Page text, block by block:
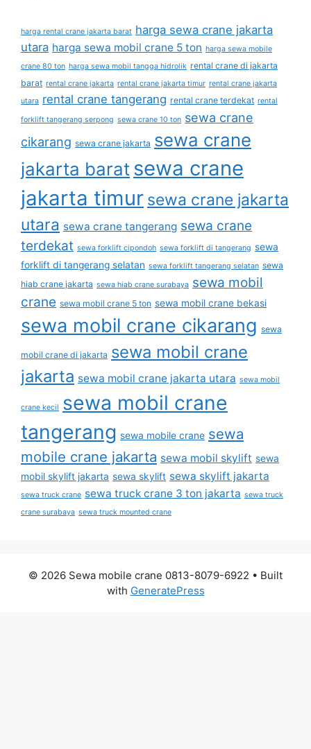
harga rental crane jakarta barat harga sewa crane jakarta
utara harga sewa mobil crane 5 ton harga sewa mobile
crane 80 ton harga sewa mobil tangga hidrolik rental crane di jakarta
barat rental crane jakarta rental crane jakarta timur rental crane jakarta
utara rental crane tangerang rental crane terdekat rental
forklift tangerang serpong sewa crane 10 ton sewa crane
cikarang sewa crane jakarta sewa crane
jakarta baratsewa crane
jakarta timur sewa crane jakarta
utara sewa crane tangerang sewa crane
terdekat sewa forklift cipondoh sewa forklift di tangerang sewa
forklift di tangerang selatan sewa forklift tangerang selatan sewa
hiab crane jakarta sewa hiab crane surabaya sewa mobil
crane sewa mobil crane 5 ton sewa mobil crane bekasi
sewa mobil crane cikarang sewa
mobil crane di jakarta sewa mobil crane
jakarta sewa mobil crane jakarta utara sewa mobil
crane kecil sewa mobil crane
tangerang sewa mobile crane sewa
mobile crane jakarta sewa mobil skylift sewa
mobil skylift jakarta sewa skylift sewa skylift jakarta
sewa truck crane sewa truck crane 3 ton jakarta sewa truck
crane surabaya sewa truck mounted crane
© 2026 Sewa mobile crane 0813-8079-6922 • Built
with GeneratePress